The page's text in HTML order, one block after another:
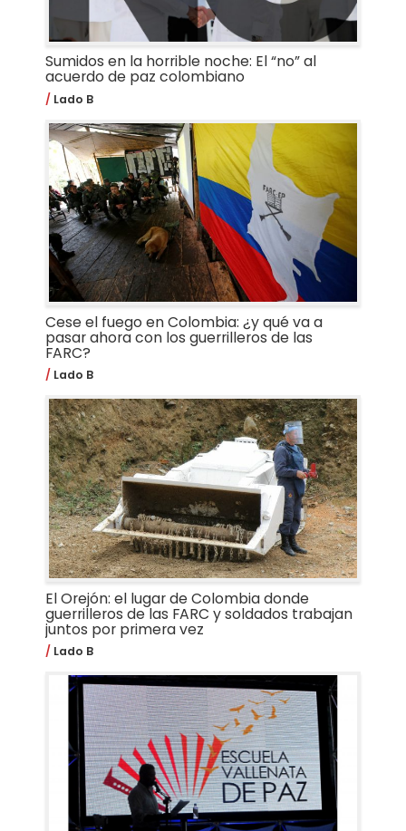
Sumidos en la horrible noche: El “no” al
acuerdo de paz colombiano
Lado B
Cese el fuego en Colombia: ¿y qué va a
pasar ahora con los guerrilleros de las
FARC?
Lado B
El Orejón: el lugar de Colombia donde
guerrilleros de las FARC y soldados trabajan
juntos por primera vez
Lado B